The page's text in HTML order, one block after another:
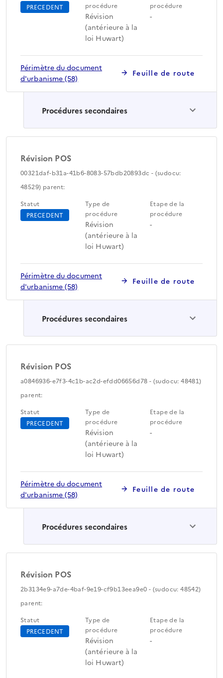
PRECEDENT
procédure
Révision
(antérieure à la
loi Huwart)
procédure
-
Périmètre du document
d'urbanisme (58)
Feuille de route
Procédures secondaires
Révision POS
00321daf-b31a-41b6-8083-57bdb20893dc - (sudocu:
48529) parent:
Statut
PRECEDENT
Type de
procédure
Révision
(antérieure à la
loi Huwart)
Etape de la
procédure
-
Périmètre du document
d'urbanisme (58)
Feuille de route
Procédures secondaires
Révision POS
a0846936-e7f3-4c1b-ac2d-efdd06656d78 - (sudocu: 48481)
parent:
Statut
PRECEDENT
Type de
procédure
Révision
(antérieure à la
loi Huwart)
Etape de la
procédure
-
Périmètre du document
d'urbanisme (58)
Feuille de route
Procédures secondaires
Révision POS
2b3134e9-a7de-4baf-9e19-cf9b13eea9e0 - (sudocu: 48542)
parent:
Statut
PRECEDENT
Type de
procédure
Révision
(antérieure à la
loi Huwart)
Etape de la
procédure
-